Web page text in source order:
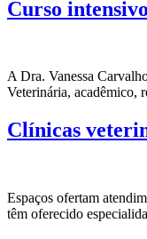
Curso
A Dra. Vanessa
Veterinária, acadêmico,
Clínicas
Espaços ofertam
têm oferecido